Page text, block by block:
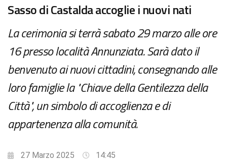
Sasso di Castalda accoglie i nuovi nati
La cerimonia si terrà sabato 29 marzo alle ore
16 presso località Annunziata. Sarà dato il
benvenuto ai nuovi cittadini, consegnando alle
loro famiglie la "Chiave della Gentilezza della
Città", un simbolo di accoglienza e di
appartenenza alla comunità.
27 Marzo 2025
14:45